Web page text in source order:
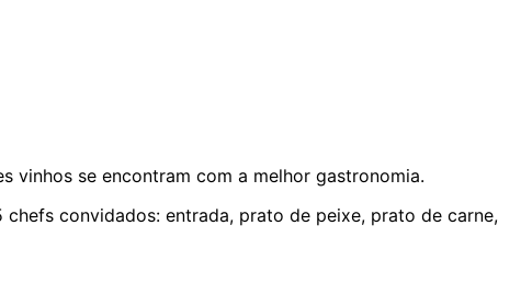
vinhos se encontram com a melhor gastronomia.
convidados: entrada, prato de peixe, prato de carne,